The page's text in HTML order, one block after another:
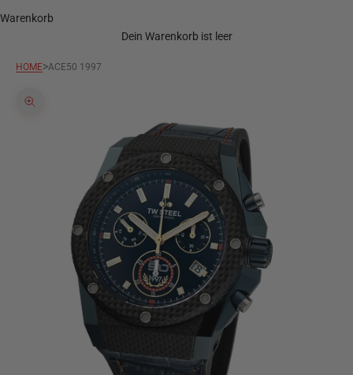
Warenkorb
Dein Warenkorb ist leer
HOME>ACE50 1997
Bild vergrößern